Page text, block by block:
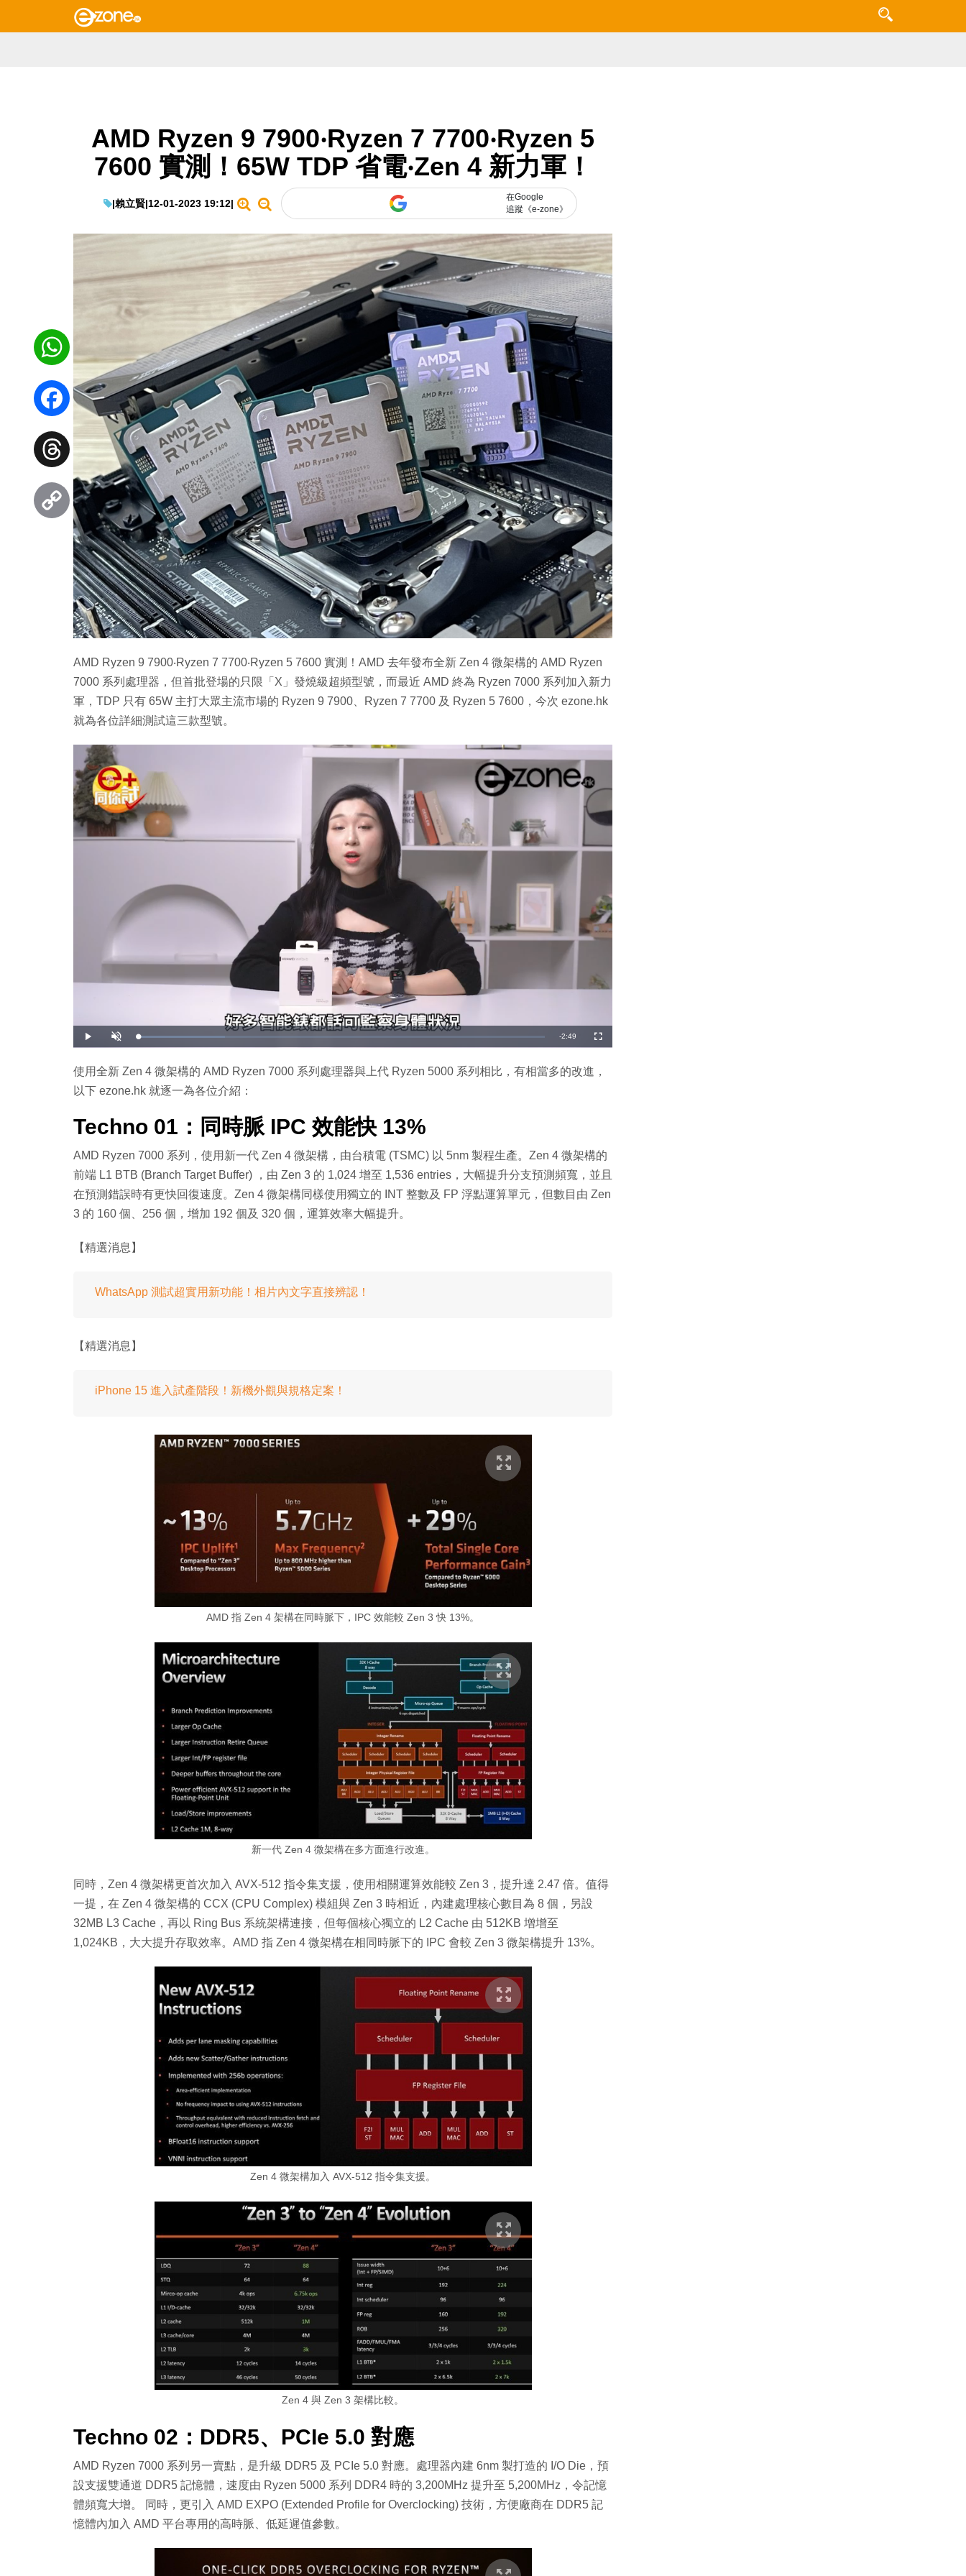
AMD Ryzen 9 7900‧Ryzen 7 7700‧Ryzen 5
7600 實測！65W TDP 省電‧Zen 4 新力軍！
|賴立賢|12-01-2023 19:12|
在Google
追蹤《e-zone》
AMD Ryzen 9 7900‧Ryzen 7 7700‧Ryzen 5 7600 實測！AMD 去年發布全新 Zen 4 微架構的 AMD Ryzen
7000 系列處理器，但首批登場的只限「X」發燒級超頻型號，而最近 AMD 終為 Ryzen 7000 系列加入新力
軍，TDP 只有 65W 主打大眾主流市場的 Ryzen 9 7900、Ryzen 7 7700 及 Ryzen 5 7600，今次 ezone.hk
就為各位詳細測試這三款型號。
播
放
開
啟
載
入
:
2
.
3
剩
-2:49
全
螢
使用全新 Zen 4 微架構的 AMD Ryzen 7000 系列處理器與上代 Ryzen 5000 系列相比，有相當多的改進，
以下 ezone.hk 就逐一為各位介紹：
Techno 01：同時脈 IPC 效能快 13%
AMD Ryzen 7000 系列，使用新一代 Zen 4 微架構，由台積電 (TSMC) 以 5nm 製程生產。Zen 4 微架構的
前端 L1 BTB (Branch Target Buffer) ，由 Zen 3 的 1,024 增至 1,536 entries，大幅提升分支預測頻寬，並且
在預測錯誤時有更快回復速度。Zen 4 微架構同樣使用獨立的 INT 整數及 FP 浮點運算單元，但數目由 Zen
3 的 160 個、256 個，增加 192 個及 320 個，運算效率大幅提升。
【精選消息】
WhatsApp 測試超實用新功能！相片內文字直接辨認！
【精選消息】
iPhone 15 進入試產階段！新機外觀與規格定案！
AMD 指 Zen 4 架構在同時脈下，IPC 效能較 Zen 3 快 13%。
新一代 Zen 4 微架構在多方面進行改進。
同時，Zen 4 微架構更首次加入 AVX-512 指令集支援，使用相關運算效能較 Zen 3，提升達 2.47 倍。值得
一提，在 Zen 4 微架構的 CCX (CPU Complex) 模組與 Zen 3 時相近，內建處理核心數目為 8 個，另設
32MB L3 Cache，再以 Ring Bus 系統架構連接，但每個核心獨立的 L2 Cache 由 512KB 增增至
1,024KB，大大提升存取效率。AMD 指 Zen 4 微架構在相同時脈下的 IPC 會較 Zen 3 微架構提升 13%。
Zen 4 微架構加入 AVX-512 指令集支援。
Zen 4 與 Zen 3 架構比較。
Techno 02：DDR5、PCIe 5.0 對應
AMD Ryzen 7000 系列另一賣點，是升級 DDR5 及 PCIe 5.0 對應。處理器內建 6nm 製打造的 I/O Die，預
設支援雙通道 DDR5 記憶體，速度由 Ryzen 5000 系列 DDR4 時的 3,200MHz 提升至 5,200MHz，令記憶
體頻寬大增。 同時，更引入 AMD EXPO (Extended Profile for Overclocking) 技術，方便廠商在 DDR5 記
憶體內加入 AMD 平台專用的高時脈、低延遲值參數。
WhatsApp
Facebook
Threads
Copy
Link